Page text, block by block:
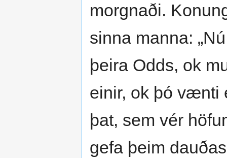
morgnaði.
sinna manna:
þeira Odds, ok
einir, ok þó vænti
þat, sem vér
gefa þeim